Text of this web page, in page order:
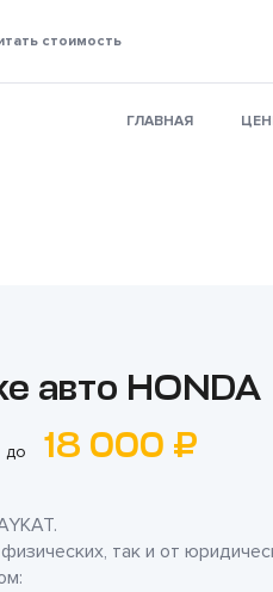
стоимость
ГЛАВНАЯ
авто HONDA
до 18 000 ₽
.
так и от